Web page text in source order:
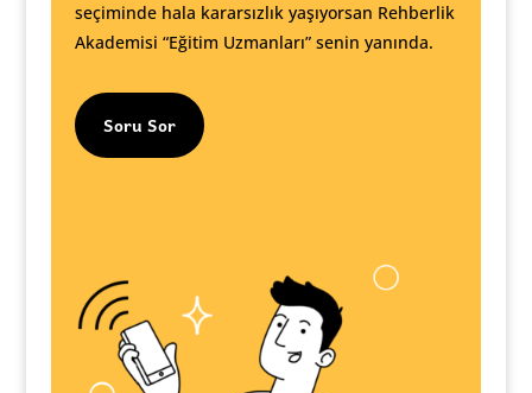
seçiminde hala kararsızlık yaşıyorsan Rehberlik
Akademisi “Eğitim Uzmanları” senin yanında.
Soru Sor